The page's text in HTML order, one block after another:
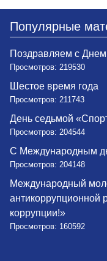
Популярные
Поздравляем с Днем
Просмотров: 219530
Шестое время года
Просмотров: 211743
День седьмой
Просмотров: 204544
С Международным
Просмотров: 204148
Международный
антикоррупционной
коррупции!»
Просмотров: 160592